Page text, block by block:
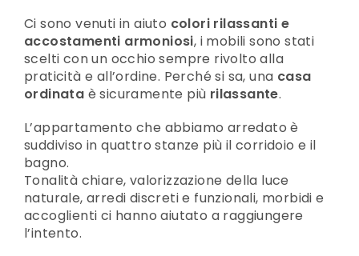
Ci sono venuti in aiuto colori rilassanti e
accostamenti armoniosi, i mobili sono stati
scelti con un occhio sempre rivolto alla
praticità e all’ordine. Perché si sa, una casa
ordinata è sicuramente più rilassante.
L’appartamento che abbiamo arredato è
suddiviso in quattro stanze più il corridoio e il
bagno.
Tonalità chiare, valorizzazione della luce
naturale, arredi discreti e funzionali, morbidi e
accoglienti ci hanno aiutato a raggiungere
l’intento.